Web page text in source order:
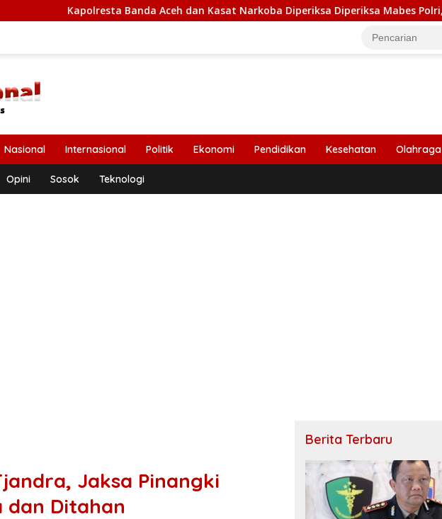
Kapolresta Banda Aceh dan Kasat Narkoba Diperiksa Diperiksa Mabes Polri, Kasus Apa?
Nasional Internasional Politik Ekonomi Pendidikan Kesehatan Olahraga
Opini Sosok Teknologi
Jaksa Pinangki
dan Ditahan
Berita Terbaru